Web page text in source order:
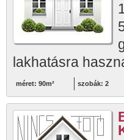
lakhatásra
méret: 90m² szobák: 2